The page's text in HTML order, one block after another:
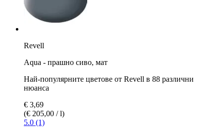
Revell
Aqua - прашно сиво, мат
Най-популярните цветове от Revell в 88 различни
нюанса
€ 3,69
(€ 205,00 / l)
5.0 (1)